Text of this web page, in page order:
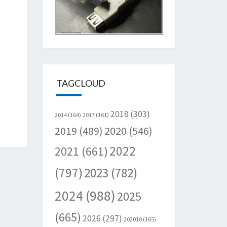
TAGCLOUD
2014(164) 2017(161) 2018 (303)
2019 (489) 2020 (546)
2021 (661) 2022
(797)2023 (782)
2024 (988) 2025
(665) 2026 (297) 202010(165)